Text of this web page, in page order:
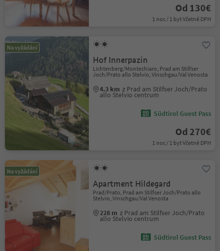
Od 130€
1 noc / 1 byt Včetně DPH
Na vyžádání
Hof Innerpazin
Lichtenberg/Montechiaro, Prad am Stilfser
Joch/Prato allo Stelvio, Vinschgau/Val Venosta
4.3 km z Prad am Stilfser Joch/Prato
allo Stelvio centrum
Südtirol Guest Pass
Od 270€
1 noc / 1 byt Včetně DPH
Na vyžádání
Apartment Hildegard
Prad/Prato, Prad am Stilfser Joch/Prato allo
Stelvio, Vinschgau/Val Venosta
228 m z Prad am Stilfser Joch/Prato
allo Stelvio centrum
Südtirol Guest Pass